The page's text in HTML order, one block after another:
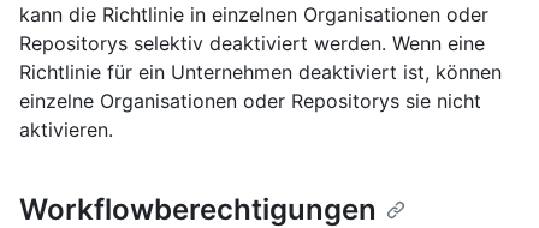
kann die Richtlinie in einzelnen Organisationen oder
Repositorys selektiv deaktiviert werden. Wenn eine
Richtlinie für ein Unternehmen deaktiviert ist, können
einzelne Organisationen oder Repositorys sie nicht
aktivieren.
Workflowberechtigungen